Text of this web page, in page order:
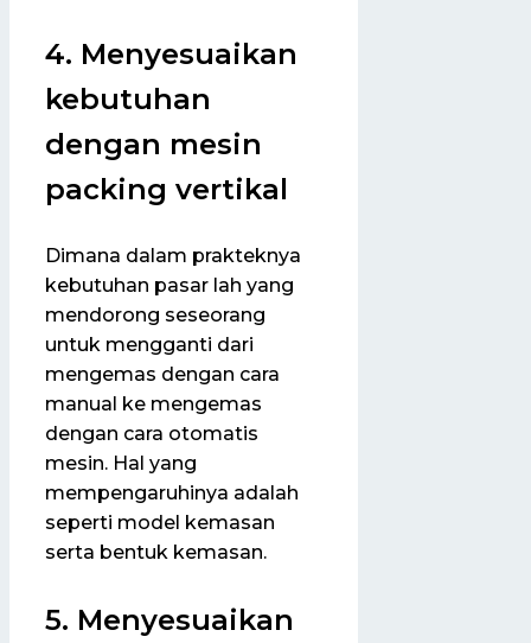
4. Menyesuaikan
kebutuhan
dengan mesin
packing vertikal
Dimana dalam prakteknya
kebutuhan pasar lah yang
mendorong seseorang
untuk mengganti dari
mengemas dengan cara
manual ke mengemas
dengan cara otomatis
mesin. Hal yang
mempengaruhinya adalah
seperti model kemasan
serta bentuk kemasan.
5. Menyesuaikan